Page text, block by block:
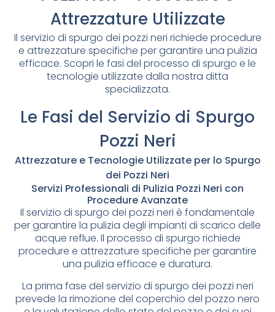
Attrezzature Utilizzate
Il servizio di spurgo dei pozzi neri richiede procedure
e attrezzature specifiche per garantire una pulizia
efficace. Scopri le fasi del processo di spurgo e le
tecnologie utilizzate dalla nostra ditta
specializzata.
Le Fasi del Servizio di Spurgo
Pozzi Neri
Attrezzature e Tecnologie Utilizzate per lo Spurgo
dei Pozzi Neri
Servizi Professionali di Pulizia Pozzi Neri con
Procedure Avanzate
Il servizio di spurgo dei pozzi neri è fondamentale
per garantire la pulizia degli impianti di scarico delle
acque reflue. Il processo di spurgo richiede
procedure e attrezzature specifiche per garantire
una pulizia efficace e duratura.
La prima fase del servizio di spurgo dei pozzi neri
prevede la rimozione del coperchio del pozzo nero